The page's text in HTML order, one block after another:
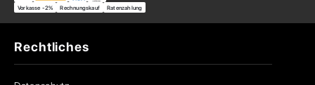
Vorkasse -2% Rechnungskauf Ratenzahlung
Rechtliches